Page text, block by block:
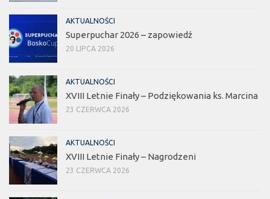
AKTUALNOŚCI
Superpuchar 2026 – zapowiedź
20 LIPCA 2026
AKTUALNOŚCI
XVIII Letnie Finały – Podziękowania ks. Marcina
23 CZERWCA 2026
AKTUALNOŚCI
XVIII Letnie Finały – Nagrodzeni
23 CZERWCA 2026